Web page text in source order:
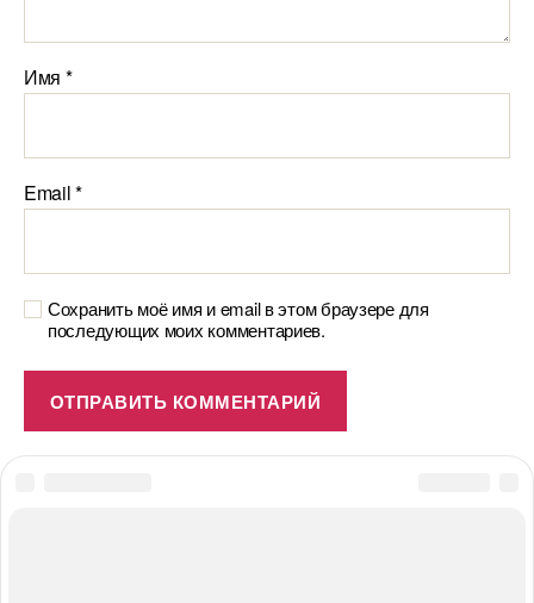
Имя *
Email*
Сохранить моё имя и email в этом браузере для
последующих моих комментариев.